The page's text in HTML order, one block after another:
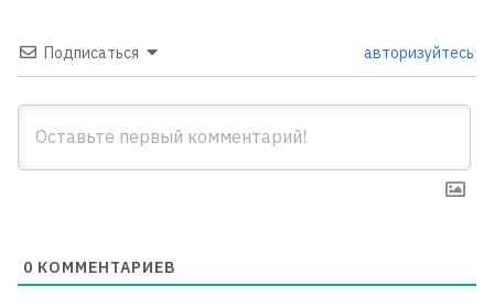
Подписаться авторизуйтесь
0 КОММЕНТАРИЕВ